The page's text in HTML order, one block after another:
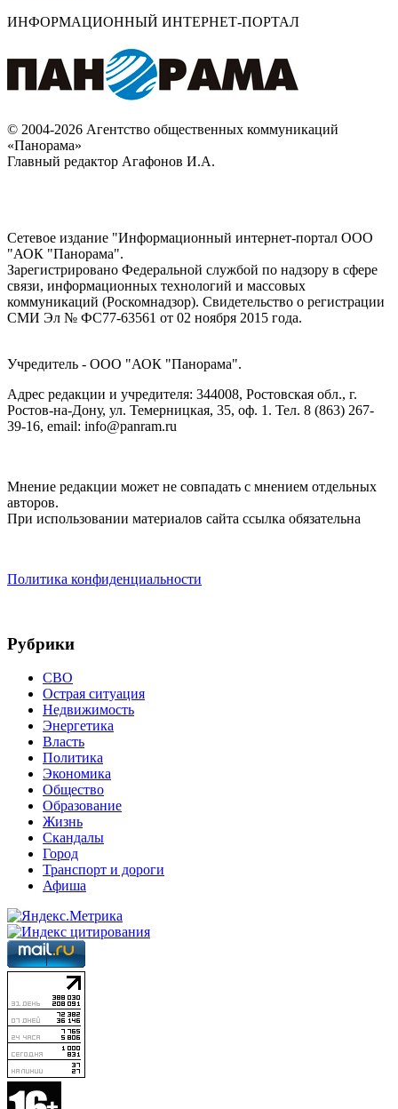
ИНФОРМАЦИОННЫЙ ИНТЕРНЕТ-ПОРТАЛ
© 2004-2026 Агентство общественных коммуникаций
«Панорама»
Главный редактор Агафонов И.А.
Сетевое издание "Информационный интернет-портал ООО
"АОК "Панорама".
Зарегистрировано Федеральной службой по надзору в сфере
связи, информационных технологий и массовых
коммуникаций (Роскомнадзор). Cвидетельство о регистрации
СМИ Эл № ФС77-63561 от 02 ноября 2015 года.
Учредитель - ООО "АОК "Панорама".
Адрес редакции и учредителя: 344008, Ростовская обл., г.
Ростов-на-Дону, ул. Темерницкая, 35, оф. 1. Тел. 8 (863) 267-
39-16, email: info@panram.ru
Мнение редакции может не совпадать с мнением отдельных
авторов.
При использовании материалов сайта ссылка обязательна
Политика конфиденциальности
Рубрики
СВО
Острая ситуация
Недвижимость
Энергетика
Власть
Политика
Экономика
Общество
Образование
Жизнь
Скандалы
Город
Транспорт и дороги
Афиша